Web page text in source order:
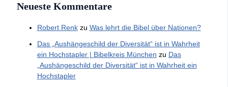
Neueste Kommentare
Robert Renkzu Was lehrt die Bibel über Nationen?
Das „Aushängeschild der Diversität“ ist in Wahrheit
ein Hochstapler | Bibelkreis München zu Das
„Aushängeschild der Diversität“ ist in Wahrheit ein
Hochstapler